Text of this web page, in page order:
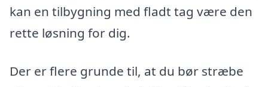
kan en tilbygning med fladt tag være den
rette løsning for dig.
Der er flere grunde til, at du bør stræbe